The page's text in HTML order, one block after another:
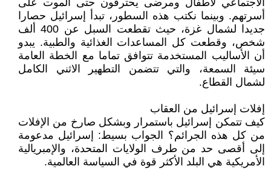
الاجتماعي لأطفال ومرضى يحترقون حتى الموت على
أسرتهم. وبينما نكتب هذه السطور، تبدأ إسرائيل حصارا
جديدا لشمال غزة، حيث تقطعت السبل عن 400 ألف
شخص، وقطعت كل المساعدات الغذائية والطبية. يبدو
أن الأساليب المستخدمة تتوافق تماما مع الخطة العامة
سيئة السمعة، والتي تتضمن التطهير الاثني الكامل
لشمال القطاع.
إفلات إسرائيل من العقاب
كيف تتمكن إسرائيل باستمرار وبشكل صارخ من الإفلات
من كل هذه الجرائم؟ الجواب بسيط: إسرائيل مدعومة
إلى أقصى حد من طرف الولايات المتحدة، والإمبريالية
الأمريكية هي البلد الأكثر قوة في السياسة العالمية.